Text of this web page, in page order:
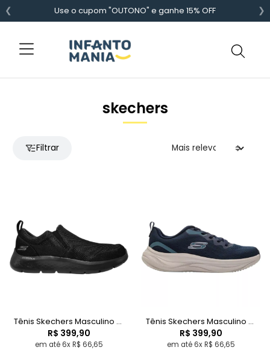
Use o cupom "OUTONO" e ganhe 15% OFF
❮ ❯
skechers
Filtrar
Tênis Skechers Masculino Preto
R$ 399,90
em até 6x R$ 66,65
Tênis Skechers Masculino Marinho
R$ 399,90
em até 6x R$ 66,65